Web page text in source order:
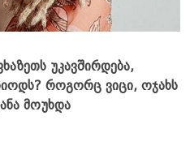
უკავშირდება,
როგორც ვიცი, ოჯახს
მოუხდა